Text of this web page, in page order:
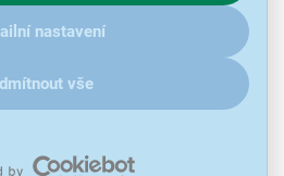
nastavení
vše